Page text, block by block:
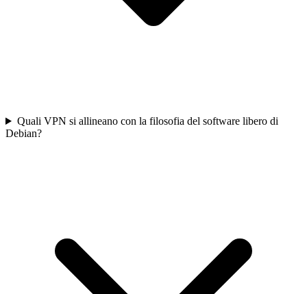
Quali VPN si allineano con la filosofia del software libero di
Debian?